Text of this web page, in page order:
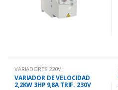
VARIADORES 220V.
VARIADOR DE VELOCIDAD
2,2KW 3HP 9,8A TRIF. 230V